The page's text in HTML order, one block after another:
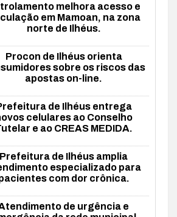
melhora acesso e
em Mamoan, na zona
norte de Ilhéus.
Procon de Ilhéus orienta
sobre os riscos das
apostas on-line.
de Ilhéus entrega
celulares ao Conselho
e ao CREAS MEDIDA.
Prefeitura de Ilhéus amplia
especializado para
com dor crônica.
de urgência e